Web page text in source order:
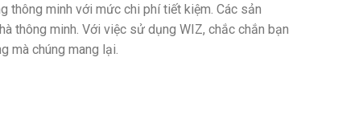
thông minh với mức chi phí tiết kiệm. Các sản
thông minh. Với việc sử dụng WIZ, chắc chắn bạn
mà chúng mang lại.